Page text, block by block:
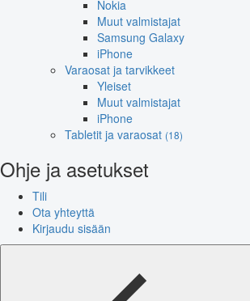
Nokia
Muut valmistajat
Samsung Galaxy
iPhone
Varaosat ja tarvikkeet
Yleiset
Muut valmistajat
iPhone
Tabletit ja varaosat (18)
Ohje ja asetukset
Tili
Ota yhteyttä
Kirjaudu sisään